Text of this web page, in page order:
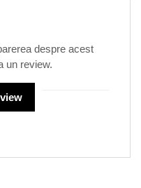
despre acest
un review.